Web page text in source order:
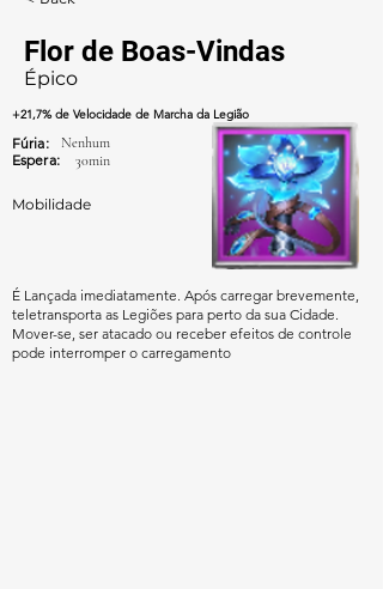
Flor de Boas-Vindas
Épico
+21,7% de Velocidade de Marcha da Legião
30min
Nenhum
Fúria:
Espera:
Mobilidade
É Lançada imediatamente. Após carregar brevemente,
teletransporta as Legiões para perto da sua Cidade.
Mover-se, ser atacado ou receber efeitos de controle
pode interromper o carregamento